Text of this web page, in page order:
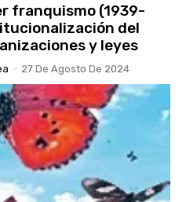
franquismo (1939-
del
y leyes
- 27 De Agosto De 2024